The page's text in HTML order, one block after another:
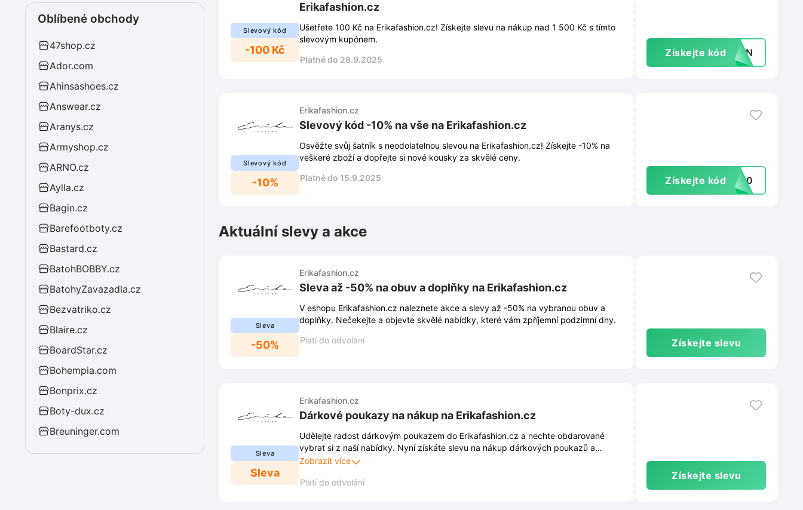
Oblíbené obchody
47shop.cz
Ador.com
Ahinsashoes.cz
Answear.cz
Aranys.cz
Armyshop.cz
ARNO.cz
Aylla.cz
Bagin.cz
Barefootboty.cz
Bastard.cz
BatohBOBBY.cz
BatohyZavazadla.cz
Bezvatriko.cz
Blaire.cz
BoardStar.cz
Bohempia.com
Bonprix.cz
Boty-dux.cz
Breuninger.com
Slevový kód
-100 Kč
Erikafashion.cz
Ušetřete 100 Kč na Erikafashion.cz! Získejte slevu na nákup nad 1 500 Kč s tímto
slevovým kupónem.
Platné do 28.9.2025
Získejte kódCSYN
Slevový kód
-10%
Erikafashion.cz
Slevový kód -10% na vše na Erikafashion.cz
Osvěžte svůj šatník s neodolatelnou slevou na Erikafashion.cz! Získejte -10% na
veškeré zboží a dopřejte si nové kousky za skvělé ceny.
Platné do 15.9.2025
Získejte kód ra10
Aktuální slevy a akce
Sleva
-50%
Erikafashion.cz
Sleva až -50% na obuv a doplňky na Erikafashion.cz
V eshopu Erikafashion.cz naleznete akce a slevy až -50% na vybranou obuv a
doplňky. Nečekejte a objevte skvělé nabídky, které vám zpříjemní podzimní dny.
Platí do odvolání
Získejte slevu
Sleva
Sleva
Erikafashion.cz
Dárkové poukazy na nákup na Erikafashion.cz
Udělejte radost dárkovým poukazem do Erikafashion.cz a nechte obdarované
vybrat si z naší nabídky. Nyní získáte slevu na nákup dárkových poukazů a
potěšíte tak své blízké.
Zobrazit více
Platí do odvolání
Získejte slevu